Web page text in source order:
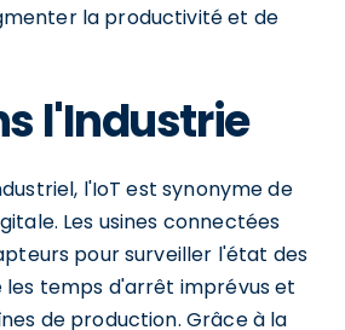
la productivité et de
l'Industrie
l'IoT est synonyme de
Les usines connectées
pour surveiller l'état des
les temps d'arrêt imprévus et
de production. Grâce à la